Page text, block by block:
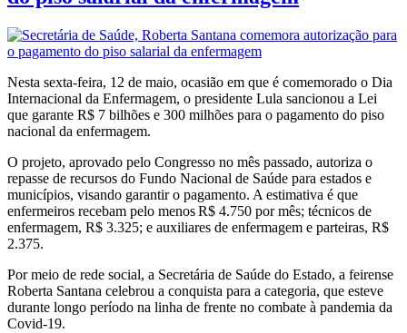
Nesta sexta-feira, 12 de maio, ocasião em que é comemorado o Dia
Internacional da Enfermagem, o presidente Lula sancionou a Lei
que garante R$ 7 bilhões e 300 milhões para o pagamento do piso
nacional da enfermagem.
O projeto, aprovado pelo Congresso no mês passado, autoriza o
repasse de recursos do Fundo Nacional de Saúde para estados e
municípios, visando garantir o pagamento. A estimativa é que
enfermeiros recebam pelo menos R$ 4.750 por mês; técnicos de
enfermagem, R$ 3.325; e auxiliares de enfermagem e parteiras, R$
2.375.
Por meio de rede social, a Secretária de Saúde do Estado, a feirense
Roberta Santana celebrou a conquista para a categoria, que esteve
durante longo período na linha de frente no combate à pandemia da
Covid-19.